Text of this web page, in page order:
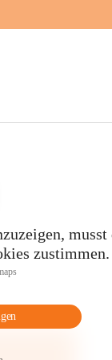
musst
zustimmen.